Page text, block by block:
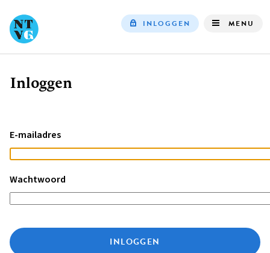
INLOGGEN MENU
Kruimelpad
Inloggen
E-mailadres
Wachtwoord
INLOGGEN